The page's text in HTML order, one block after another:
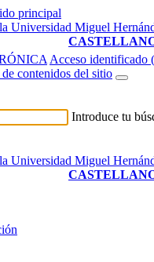
principal
Acceso identificado
contenidos del sitio
Introduce tu